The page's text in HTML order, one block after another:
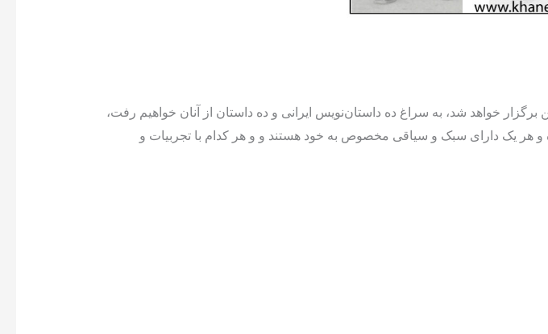
خواهد شد، به سراغ ده داستان‌نویس ایرانی و ده داستان از آنان خواهیم رفت،
و هر یک دارای سبک و سیاقی مخصوص به خود هستند و و هر کدام با تجربیات و